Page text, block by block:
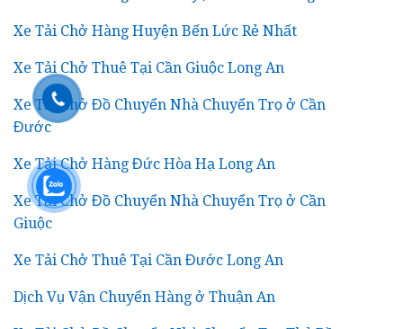
Xe Tải Chở Hàng Huyện Bến Lức Rẻ Nhất
Xe Tải Chở Thuê Tại Cần Giuộc Long An
Xe Tải Chở Đồ Chuyển Nhà Chuyển Trọ ở Cần
Đước
Xe Tải Chở Hàng Đức Hòa Hạ Long An
Xe Tải Chở Đồ Chuyển Nhà Chuyển Trọ ở Cần
Giuộc
Xe Tải Chở Thuê Tại Cần Đước Long An
Dịch Vụ Vận Chuyển Hàng ở Thuận An